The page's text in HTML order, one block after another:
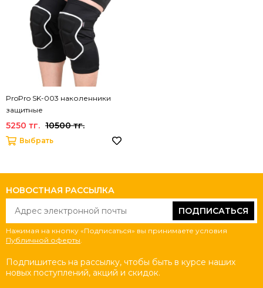
ProPro SK-003 наколенники
защитные
5250 тг. 10500 тг.
Выбрать
НОВОСТНАЯ РАССЫЛКА
ПОДПИСАТЬСЯ
Нажимая на кнопку «Подписаться» вы принимаете условия
Публичной оферты
Подпишитесь на рассылку, чтобы быть в курсе наших
новых поступлений, акций и скидок.